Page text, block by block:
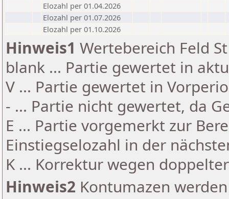
Elozahl per 01.04.2026
Elozahl per 01.07.2026
Elozahl per 01.10.2026
Hinweis1 Wertebereich Feld
blank ... Partie gewertet in
V ... Partie gewertet in
- ... Partie nicht gewertet, da
E ... Partie vorgemerkt zur
Einstiegselozahl in der
K ... Korrektur wegen
Hinweis2 Kontumazen